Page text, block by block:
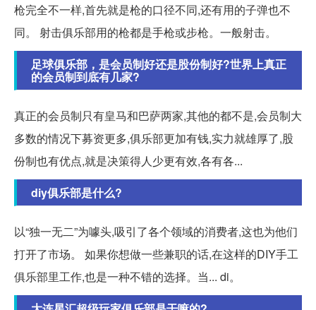
枪完全不一样,首先就是枪的口径不同,还有用的子弹也不
同。 射击俱乐部用的枪都是手枪或步枪。一般射击。
足球俱乐部，是会员制好还是股份制好?世界上真正
的会员制到底有几家?
真正的会员制只有皇马和巴萨两家,其他的都不是,会员制大
多数的情况下募资更多,俱乐部更加有钱,实力就雄厚了,股
份制也有优点,就是决策得人少更有效,各有各...
diy俱乐部是什么?
以“独一无二”为噱头,吸引了各个领域的消费者,这也为他们
打开了市场。 如果你想做一些兼职的话,在这样的DIY手工
俱乐部里工作,也是一种不错的选择。当... di。